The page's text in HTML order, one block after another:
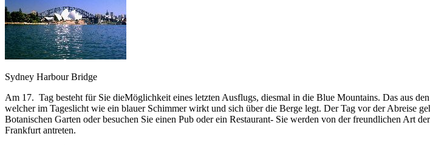
Sydney Harbour Bridge
Am 17. Tag besteht für Sie dieMöglichkeit eines letzten Ausflugs, diesmal in die Blue Mountains. Das aus
welcher im Tageslicht wie ein blauer Schimmer wirkt und sich über die Berge legt. Der Tag vor der Abreise
Botanischen Garten oder besuchen Sie einen Pub oder ein Restaurant- Sie werden von der freundlichen Art
Frankfurt antreten.